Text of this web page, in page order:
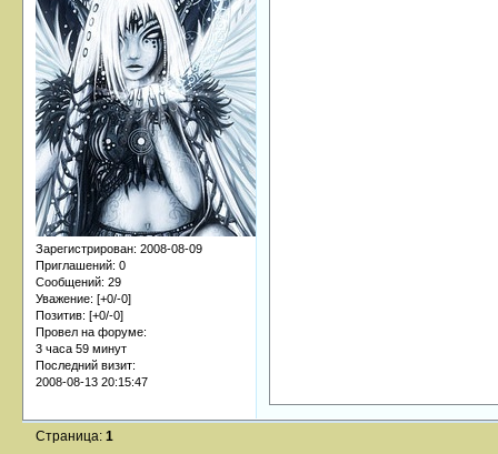
Зарегистрирован: 2008-08-09
Приглашений: 0
Сообщений: 29
Уважение: [+0/-0]
Позитив: [+0/-0]
Провел на форуме:
3 часа 59 минут
Последний визит:
2008-08-13 20:15:47
Страница:1